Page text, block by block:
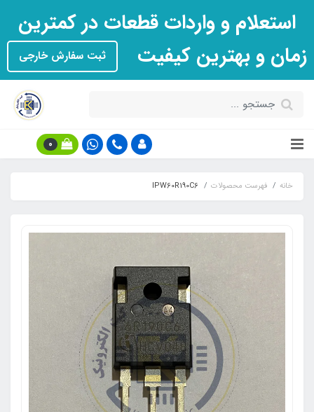
استعلام و واردات قطعات در کمترین
زمان و بهترین کیفیت
ثبت سفارش خارجی
0
خانه فهرست محصولات IPW60R190C6